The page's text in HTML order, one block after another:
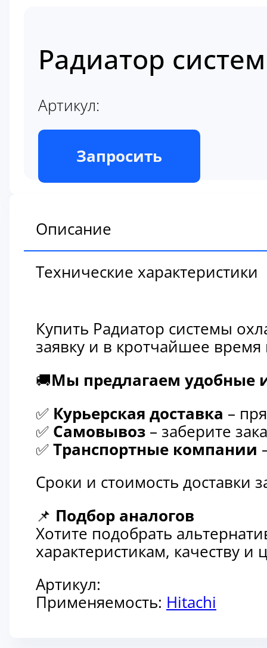
Радиатор
Артикул:
В наличии
Запросить
Описание
Технические характеристики
Купить Радиатор системы
заявку и в кротчайшее
🚚Мы предлагаем удобные
✅ Курьерская доставка –
✅ Самовывоз – заберите
✅ Транспортные компании
Сроки и стоимость доставки
📌 Подбор аналогов
Хотите подобрать
характеристикам, качеству
Артикул:
Применяемость: Hitachi